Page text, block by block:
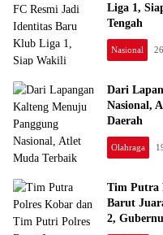
Liga 1,
Tengah
Nasional
Dari
Nasional,
Daerah
Olahraga
Tim Putra
Barut
2,